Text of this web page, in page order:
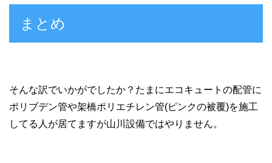
まとめ
そんな訳でいかがでしたか？たまにエコキュートの配管に
ポリブデン管や架橋ポリエチレン管(ピンクの被覆)を施工
してる人が居てますが山川設備ではやりません。